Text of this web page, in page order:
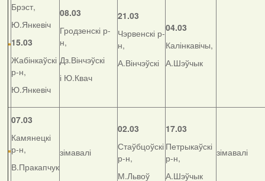
Брэст,
Ю.Янкевіч
15.03
Жабінкаўскі
р-н,
Ю.Янкевіч
08.03
Гродзенскі р-
н,
Дз.Вінчэўскі
і Ю.Квач
21.03
Чэрвенскі р-
н,
А.Вінчэўскі
04.03
Калінкавічы,
А.Шэўчык
07.03
Камянецкі
р-н,
В.Пракапчук
зімавалі
02.03
Стаўбцоўскі
р-н,
М.Львоў
17.03
Петрыкаўскі
р-н,
А.Шэўчык
зімавалі